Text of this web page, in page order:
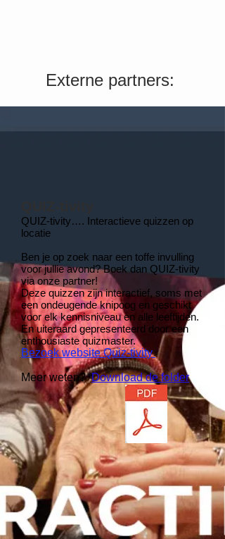
Externe partners:
QUIZ-tivity…. Interactieve quizzen op
locatie
Ben je op zoek naar een toffe invulling
voor jullie avond? Boek dan QUIZ-tivity
via onze partner!
Deze quizzen zijn interactief, soms met
een ondeugende knipoog en geschikt
voor elk kennisniveau en alle leeftijden.
En uiteraard gepresenteerd door een
enthousiaste quizmaster.
Bezoek website Quiz-tivity
Meer weten? Download de folder